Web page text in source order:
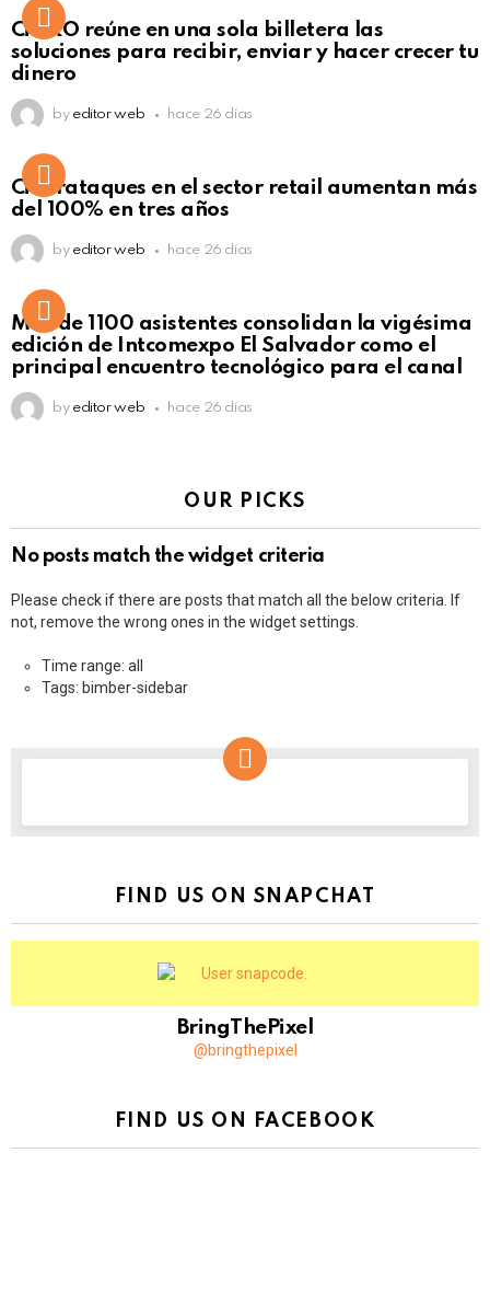
Not Safe For Work
Click to view this post
CiNKO reúne en una sola billetera las
soluciones para recibir, enviar y hacer crecer tu
dinero
by editor web hace 26 días
Ciberataques en el sector retail aumentan más
del 100% en tres años
by editor web hace 26 días
Más de 1100 asistentes consolidan la vigésima
edición de Intcomexpo El Salvador como el
principal encuentro tecnológico para el canal
by editor web hace 26 días
OUR PICKS
No posts match the widget criteria
Please check if there are posts that match all the below criteria. If
not, remove the wrong ones in the widget settings.
Time range: all
Tags: bimber-sidebar
FIND US ON SNAPCHAT
BringThePixel
@bringthepixel
FIND US ON FACEBOOK